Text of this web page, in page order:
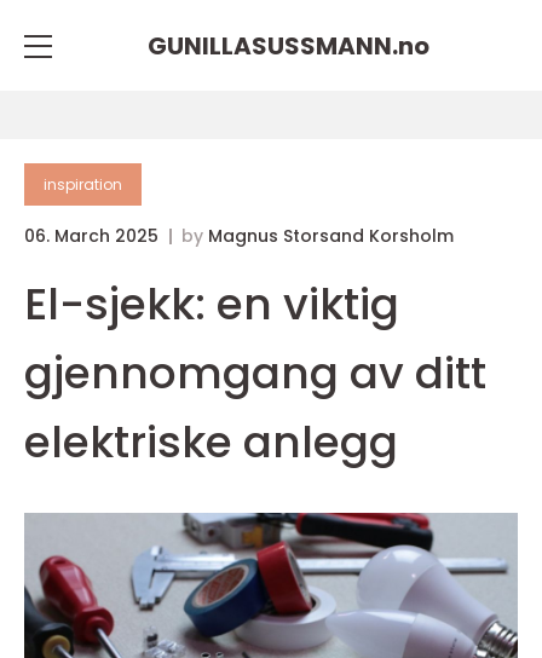
GUNILLASUSSMANN.no
inspiration
06. March 2025 by Magnus Storsand Korsholm
El-sjekk: en viktig
gjennomgang av ditt
elektriske anlegg